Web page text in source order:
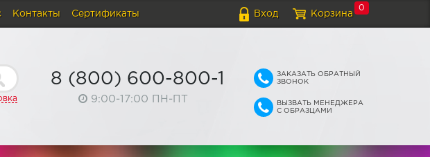
Вход Корзина
0
Контакты Сертификаты
8 (800) 600-800-1
9:00-17:00 ПН-ПТ
ЗАКАЗАТЬ ОБРАТНЫЙ
ЗВОНОК
ВЫЗВАТЬ МЕНЕДЖЕРА
С ОБРАЗЦАМИ